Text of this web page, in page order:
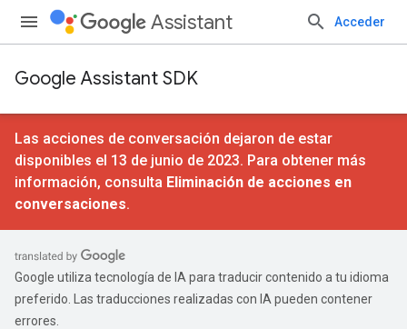
Assistant Acceder
Google Assistant SDK
Las acciones de conversación dejaron de estar
disponibles el 13 de junio de 2023. Para obtener más
información, consulta Eliminación de acciones en
conversaciones.
Google utiliza tecnología de IA para traducir contenido a tu idioma
preferido. Las traducciones realizadas con IA pueden contener
errores.